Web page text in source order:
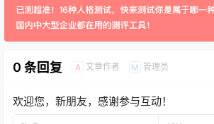
0 条回复 A 文章作者 M 管理员
欢迎您，新朋友，感谢参与互动！